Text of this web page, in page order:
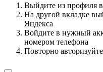
Выйдите из профиля
На другой вкладке
Яндекса
Войдите в нужный
номером телефона
Повторно